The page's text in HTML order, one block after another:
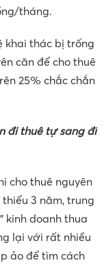
tháng.
khai thác bị trống
căn để cho thuê
25% chắc chắn
đi thuê tự sang đi
cho thuê nguyên
3 năm, trung
kinh doanh thua
lại với rất nhiều
ảo để tìm cách